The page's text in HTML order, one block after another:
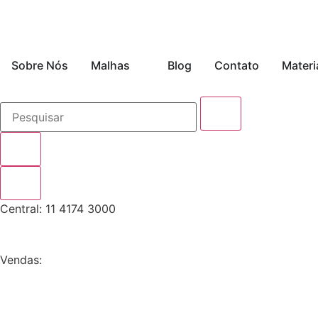
Sobre Nós Malhas Blog Contato
Central: 11 4174 3000
Vendas: